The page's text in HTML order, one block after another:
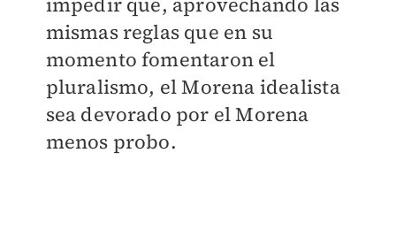
mismas reglas que en su
momento fomentaron el
pluralismo, el Morena idealista
sea devorado por el Morena
menos probo.